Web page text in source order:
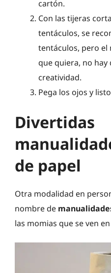
cartón.
Con las tijeras
tentáculos, se
tentáculos, pero el
que quiera, no
creatividad.
Pega los ojos y
Divertidas
de papel
Otra modalidad en
nombre de
las momias que se ven